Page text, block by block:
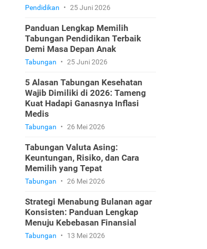
Pendidikan • 25 Juni 2026
Panduan Lengkap Memilih
Tabungan Pendidikan Terbaik
Demi Masa Depan Anak
Tabungan • 25 Juni 2026
5 Alasan Tabungan Kesehatan
Wajib Dimiliki di 2026: Tameng
Kuat Hadapi Ganasnya Inflasi
Medis
Tabungan • 26 Mei 2026
Tabungan Valuta Asing:
Keuntungan, Risiko, dan Cara
Memilih yang Tepat
Tabungan • 26 Mei 2026
Strategi Menabung Bulanan agar
Konsisten: Panduan Lengkap
Menuju Kebebasan Finansial
Tabungan • 13 Mei 2026